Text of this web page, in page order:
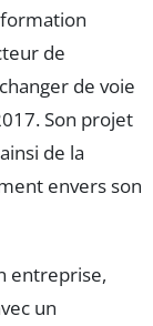
de
de voie
Son projet
de la
envers son
entreprise,
un